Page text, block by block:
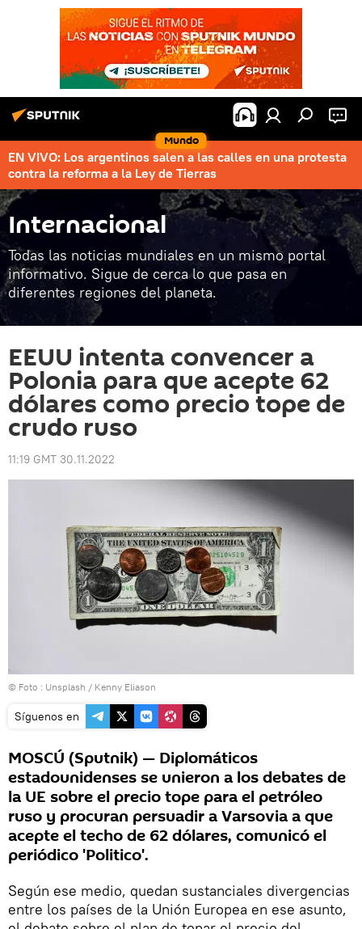
Mundo
EN VIVO: Los argentinos salen a las calles en una protesta
contra la reforma a la Ley de Tierras
Internacional
Todas las noticias mundiales en un mismo portal
informativo. Sigue de cerca lo que pasa en
diferentes regiones del planeta.
EEUU intenta convencer a
Polonia para que acepte 62
dólares como precio tope de
crudo ruso
11:19 GMT 30.11.2022
© Foto : Unsplash / Kenny Eliason
Síguenos en
MOSCÚ (Sputnik) — Diplomáticos
estadounidenses se unieron a los debates de
la UE sobre el precio tope para el petróleo
ruso y procuran persuadir a Varsovia a que
acepte el techo de 62 dólares, comunicó el
periódico 'Politico'.
Según ese medio, quedan sustanciales divergencias
entre los países de la Unión Europea en ese asunto,